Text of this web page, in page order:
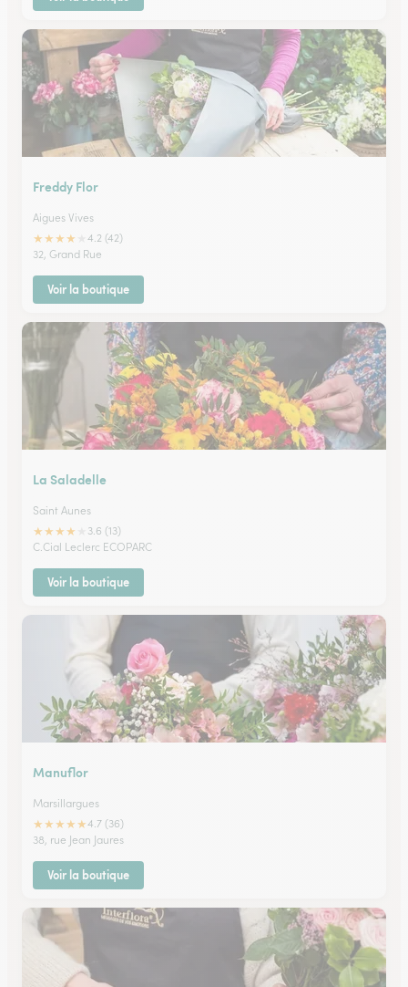
Freddy Flor
Aigues Vives
★★★★
4.2 (42)
32, Grand Rue
Voir la boutique
La Saladelle
Saint Aunes
★★★★
3.6 (13)
C.Cial Leclerc ECOPARC
Voir la boutique
Manuflor
Marsillargues
★★★★★4.7 (36)
38, rue Jean Jaures
Voir la boutique